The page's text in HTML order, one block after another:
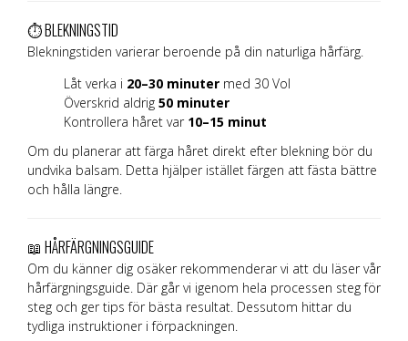
⏱️ BLEKNINGSTID
Blekningstiden varierar beroende på din naturliga hårfärg.
Låt verka i 20–30 minuter med 30 Vol
Överskrid aldrig 50 minuter
Kontrollera håret var 10–15 minut
Om du planerar att färga håret direkt efter blekning bör du
undvika balsam. Detta hjälper istället färgen att fästa bättre
och hålla längre.
📖 HÅRFÄRGNINGSGUIDE
Om du känner dig osäker rekommenderar vi att du läser vår
hårfärgningsguide. Där går vi igenom hela processen steg för
steg och ger tips för bästa resultat. Dessutom hittar du
tydliga instruktioner i förpackningen.